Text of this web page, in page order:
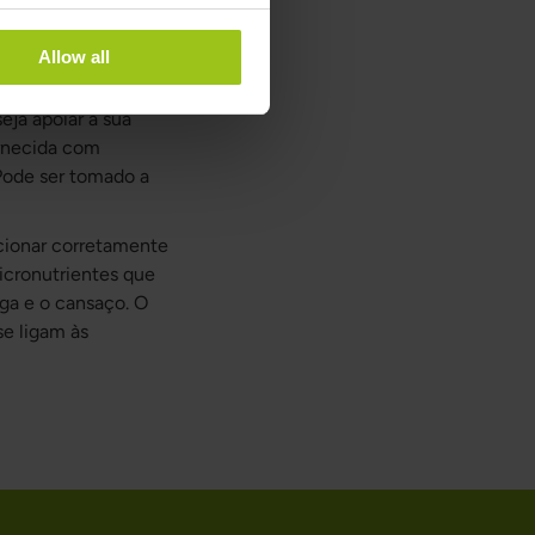
Allow all
o multivitamínico e
apoiar a sua
com
ser tomado a
corretamente
que
e o cansaço. O
ligam às